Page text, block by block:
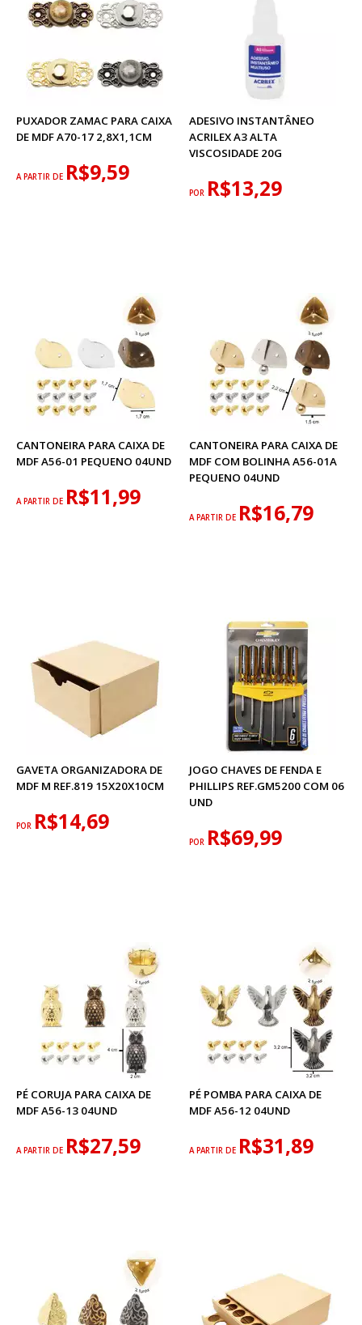
PUXADOR ZAMAC PARA CAIXA
DE MDF A70-17 2,8X1,1CM
A PARTIR DE R$9,59
ADESIVO INSTANTÂNEO
ACRILEX A3 ALTA
VISCOSIDADE 20G
POR R$13,29
CANTONEIRA PARA CAIXA DE
MDF A56-01 PEQUENO 04UND
A PARTIR DE R$11,99
CANTONEIRA PARA CAIXA DE
MDF COM BOLINHA A56-01A
PEQUENO 04UND
A PARTIR DE R$16,79
GAVETA ORGANIZADORA DE
MDF M REF.819 15X20X10CM
POR R$14,69
JOGO CHAVES DE FENDA E
PHILLIPS REF.GM5200 COM 06
UND
POR R$69,99
PÉ CORUJA PARA CAIXA DE
MDF A56-13 04UND
A PARTIR DE R$27,59
PÉ POMBA PARA CAIXA DE
MDF A56-12 04UND
A PARTIR DE R$31,89